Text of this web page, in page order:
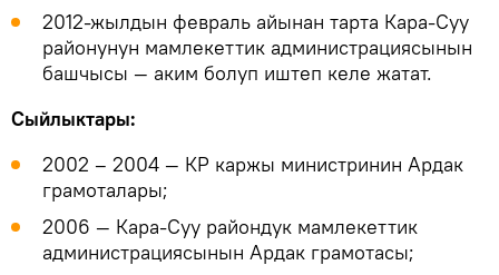
2012-жылдын февраль айынан тарта Кара-Суу
районунун мамлекеттик администрациясынын
башчысы — аким болуп иштеп келе жатат.
Сыйлыктары:
2002 – 2004 — КР каржы министринин Ардак
грамоталары;
2006 — Кара-Суу райондук мамлекеттик
администрациясынын Ардак грамотасы;